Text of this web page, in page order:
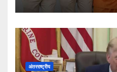
अंतरराष्ट्रीय